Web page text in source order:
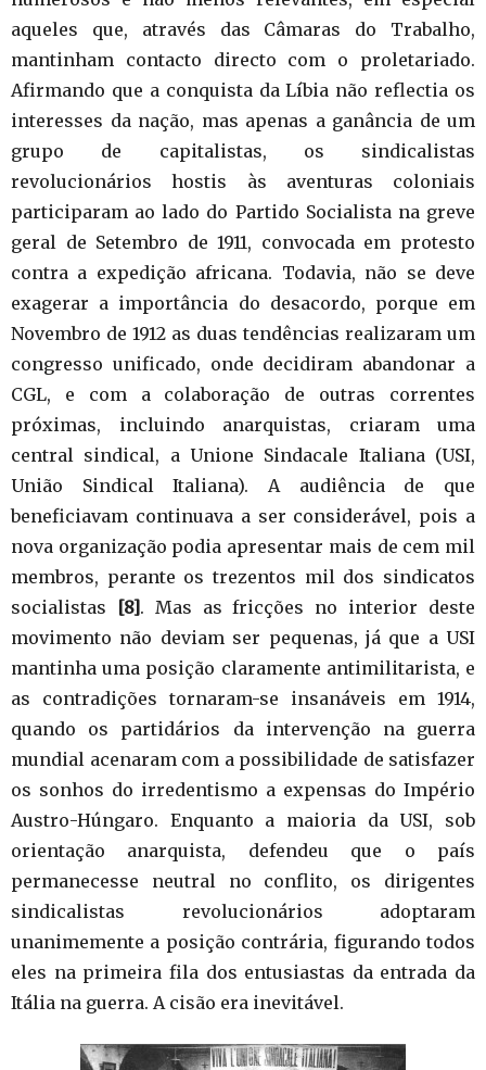
aqueles que, através das Câmaras do Trabalho,
mantinham contacto directo com o proletariado.
Afirmando que a conquista da Líbia não reflectia os
interesses da nação, mas apenas a ganância de um
grupo de capitalistas, os sindicalistas
revolucionários hostis às aventuras coloniais
participaram ao lado do Partido Socialista na greve
geral de Setembro de 1911, convocada em protesto
contra a expedição africana. Todavia, não se deve
exagerar a importância do desacordo, porque em
Novembro de 1912 as duas tendências realizaram um
congresso unificado, onde decidiram abandonar a
CGL, e com a colaboração de outras correntes
próximas, incluindo anarquistas, criaram uma
central sindical, a Unione Sindacale Italiana (USI,
União Sindical Italiana). A audiência de que
beneficiavam continuava a ser considerável, pois a
nova organização podia apresentar mais de cem mil
membros, perante os trezentos mil dos sindicatos
socialistas
[8]. Mas as fricções no interior deste
movimento não deviam ser pequenas, já que a USI
mantinha uma posição claramente antimilitarista, e
as contradições tornaram-se insanáveis em 1914,
quando os partidários da intervenção na guerra
mundial acenaram com a possibilidade de satisfazer
os sonhos do irredentismo a expensas do Império
Austro-Húngaro. Enquanto a maioria da USI, sob
orientação anarquista, defendeu que o país
permanecesse neutral no conflito, os dirigentes
sindicalistas revolucionários adoptaram
unanimemente a posição contrária, figurando todos
eles na primeira fila dos entusiastas da entrada da
Itália na guerra. A cisão era inevitável.